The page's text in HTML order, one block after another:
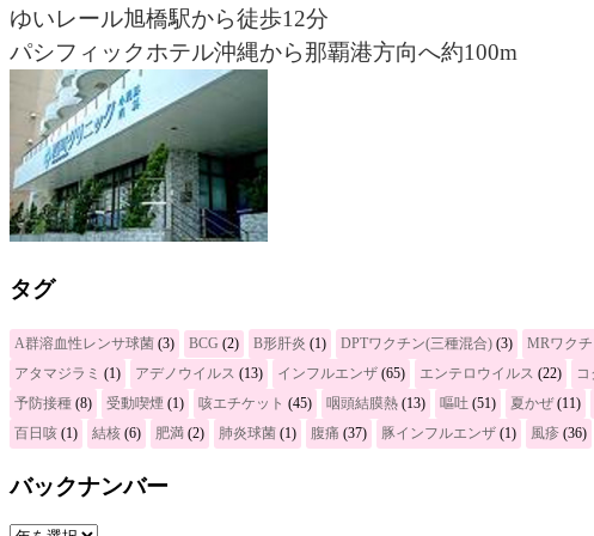
ゆいレール旭橋駅から徒歩12分
パシフィックホテル沖縄から那覇港方向へ約100m
タグ
A群溶血性レンサ球菌 (3) BCG (2) B形肝炎 (1) DPTワクチン(三種混合) (3) MRワク
アタマジラミ (1) アデノウイルス (13) インフルエンザ (65) エンテロウイルス (22)
予防接種 (8) 受動喫煙 (1) 咳エチケット (45) 咽頭結膜熱 (13) 嘔吐 (51) 夏かぜ(11)
百日咳 (1) 結核 (6) 肥満 (2) 肺炎球菌 (1) 腹痛 (37) 豚インフルエンザ (1) 風疹 (36)
バックナンバー